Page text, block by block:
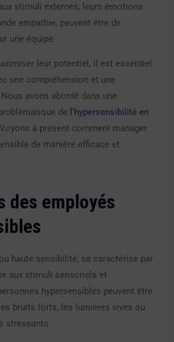
stimuli externes, leurs émotions
empathie, peuvent être de
une équipe.
leur potentiel, il est essentiel
une compréhension et une
avons abordé dans une
de l’hypersensibilité en
à présent comment manager
de manière efficace et
des employés
haute sensibilité, se caractérise par
aux stimuli sensoriels et
hypersensibles peuvent être
bruits forts, les lumières vives ou
stressants.